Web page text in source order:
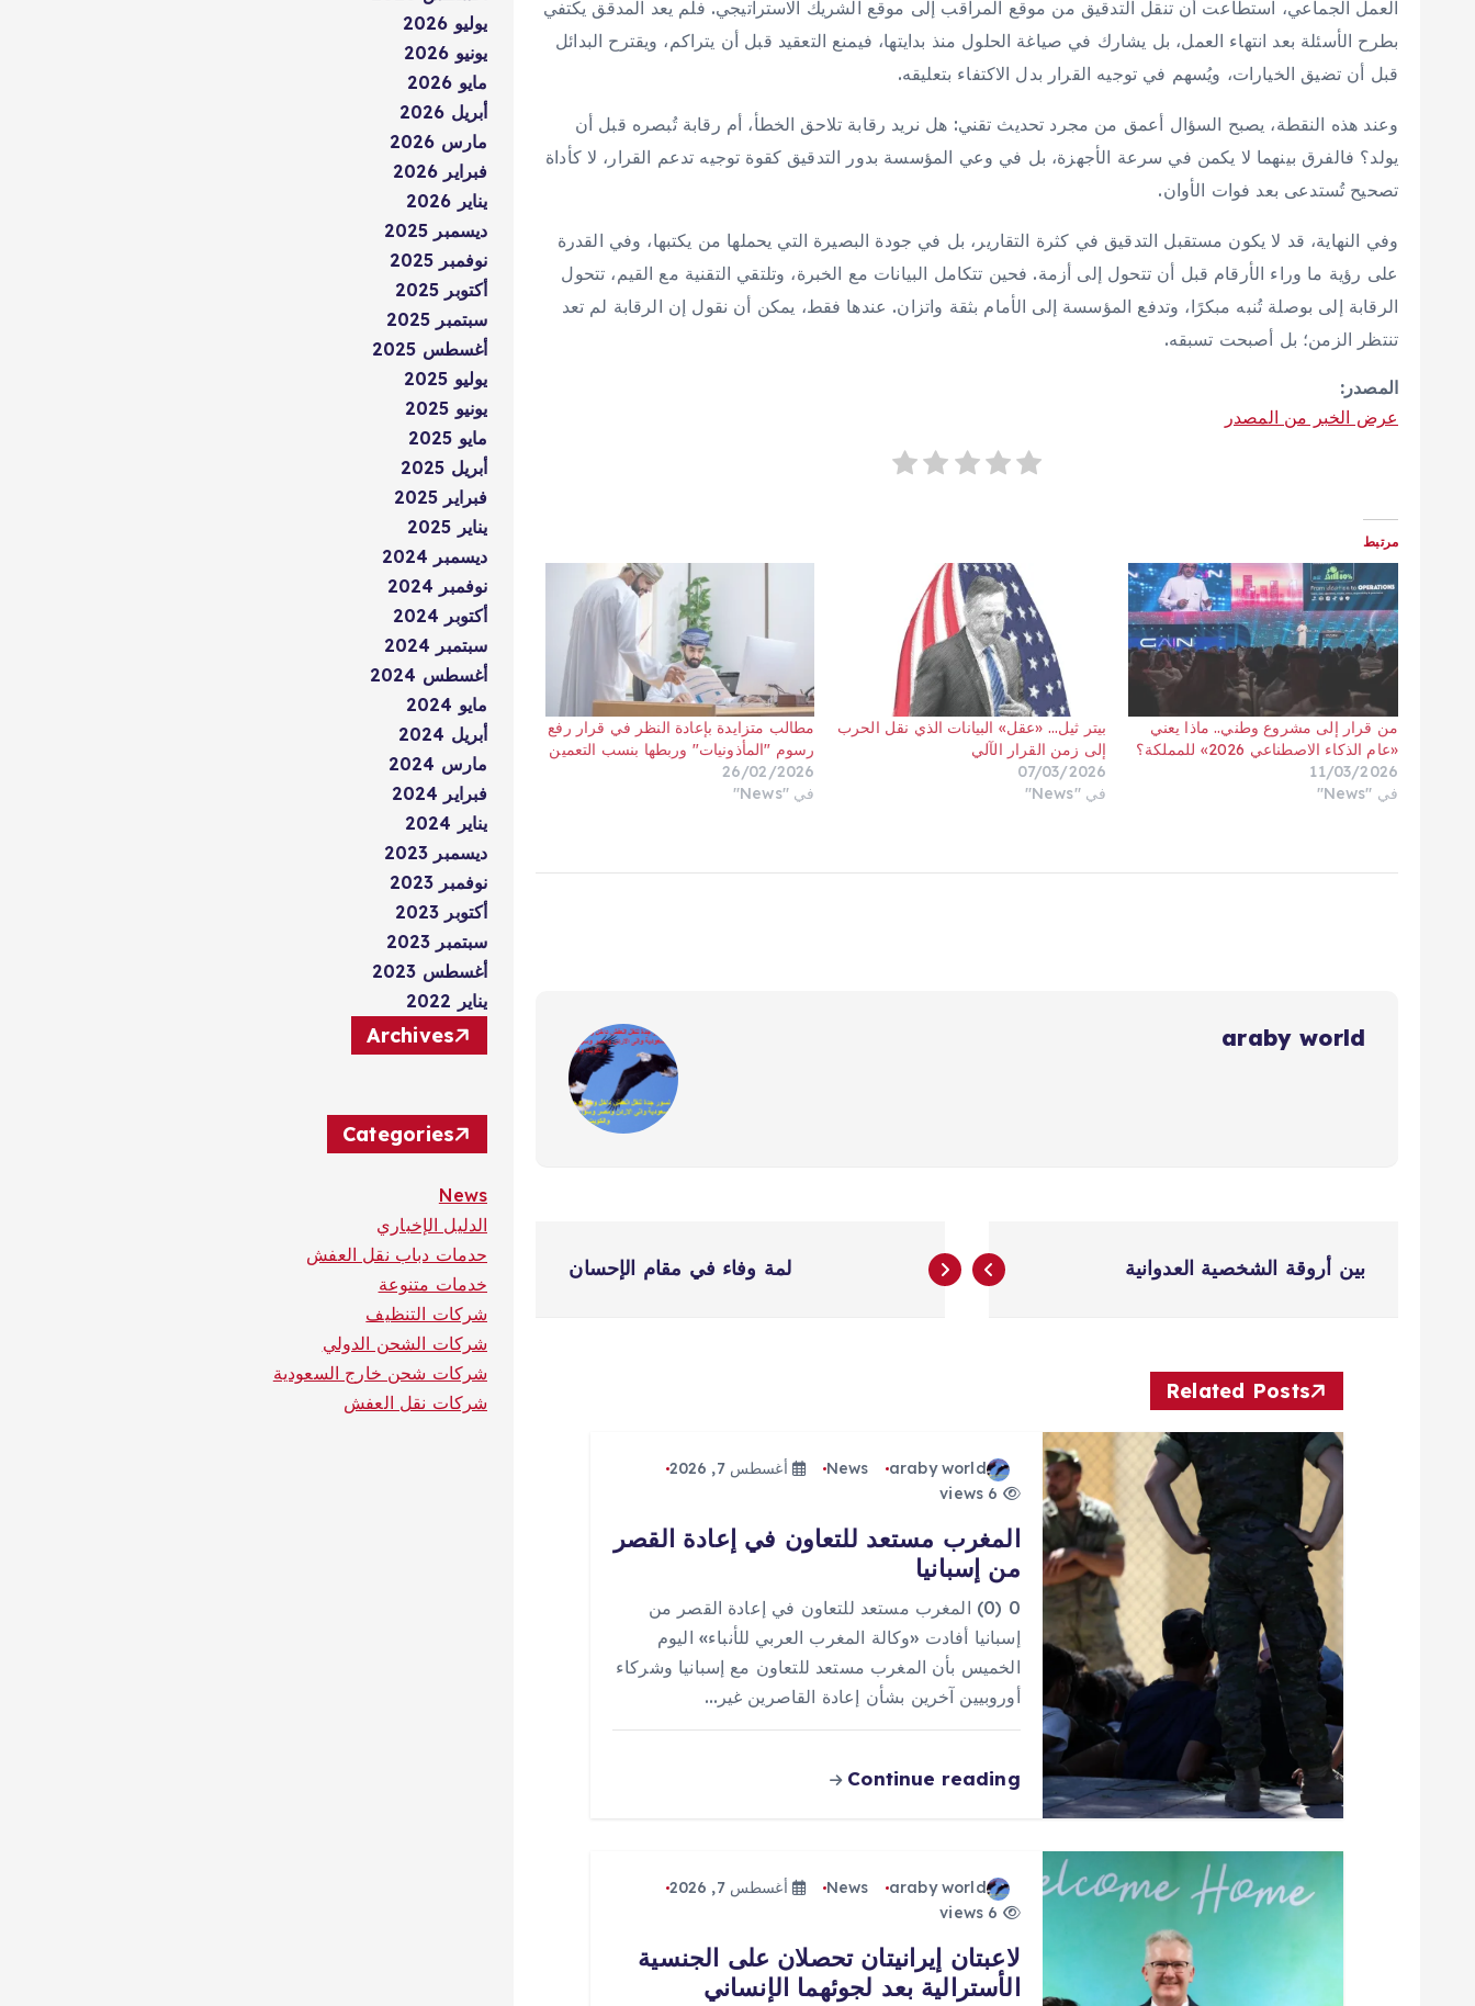
العمل الجماعي، استطاعت أن تنقل التدقيق من موقع المراقب إلى موقع الشريك الاستراتيجي. فلم يعد المدقق يكتفي
بطرح الأسئلة بعد انتهاء العمل، بل يشارك في صياغة الحلول منذ بدايتها، فيمنع التعقيد قبل أن يتراكم، ويقترح البدائل
قبل أن تضيق الخيارات، ويُسهم في توجيه القرار بدل الاكتفاء بتعليقه.
وعند هذه النقطة، يصبح السؤال أعمق من مجرد تحديث تقني: هل نريد رقابة تلاحق الخطأ، أم رقابة تُبصره قبل أن
يولد؟ فالفرق بينهما لا يكمن في سرعة الأجهزة، بل في وعي المؤسسة بدور التدقيق كقوة توجيه تدعم القرار، لا كأداة
تصحيح تُستدعى بعد فوات الأوان.
وفي النهاية، قد لا يكون مستقبل التدقيق في كثرة التقارير، بل في جودة البصيرة التي يحملها من يكتبها، وفي القدرة
على رؤية ما وراء الأرقام قبل أن تتحول إلى أزمة. فحين تتكامل البيانات مع الخبرة، وتلتقي التقنية مع القيم، تتحول
الرقابة إلى بوصلة تُنبه مبكرًا، وتدفع المؤسسة إلى الأمام بثقة واتزان. عندها فقط، يمكن أن نقول إن الرقابة لم تعد
تنتظر الزمن؛ بل أصبحت تسبقه.
المصدر:
عرض الخبر من المصدر
مرتبط
من قرار إلى مشروع وطني.. ماذا يعني
«عام الذكاء الاصطناعي 2026» للمملكة؟
11/03/2026
في "News"
بيتر ثيل… «عقل» البيانات الذي نقل الحرب
إلى زمن القرار الآلي
07/03/2026
في "News"
مطالب متزايدة بإعادة النظر في قرار رفع
رسوم "المأذونيات" وربطها بنسب التعمين
26/02/2026
في "News"
araby world
بين أروقة الشخصية العدوانية لمة وفاء في مقام الإحسان
Related Posts
araby world
News
أغسطس 7, 2026
المغرب مستعد للتعاون في إعادة القصر
من إسبانيا
0 (0) المغرب مستعد للتعاون في إعادة القصر من
إسبانيا أفادت «وكالة المغرب العربي للأنباء» اليوم
الخميس بأن المغرب مستعد للتعاون مع إسبانيا وشركاء
أوروبيين آخرين بشأن إعادة القاصرين غير…
Continue reading
araby world
News
أغسطس 7, 2026
لاعبتان إيرانيتان تحصلان على الجنسية
الأسترالية بعد لجوئهما الإنساني
يوليو 2026
يونيو 2026
مايو 2026
أبريل 2026
مارس 2026
فبراير 2026
يناير 2026
ديسمبر 2025
نوفمبر 2025
أكتوبر 2025
سبتمبر 2025
أغسطس 2025
يوليو 2025
يونيو 2025
مايو 2025
أبريل 2025
فبراير 2025
يناير 2025
ديسمبر 2024
نوفمبر 2024
أكتوبر 2024
سبتمبر 2024
أغسطس 2024
مايو 2024
أبريل 2024
مارس 2024
فبراير 2024
يناير 2024
ديسمبر 2023
نوفمبر 2023
أكتوبر 2023
سبتمبر 2023
أغسطس 2023
يناير 2022
Archives
Categories
News
الدليل الإخباري
حدمات دباب نقل العفش
خدمات متنوعة
شركات التنظيف
شركات الشحن الدولي
شركات شحن خارج السعودية
شركات نقل العفش